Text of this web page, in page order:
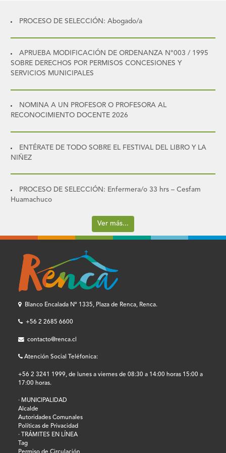
PROCESO DE SELECCIÓN: Abogado/a
APRUEBA MODIFICACIÓN DE ORDENANZA N°003 / 1995
SOBRE DERECHOS POR PERMISOS CONCESIONES Y
SERVICIOS MUNICIPALES
NOMINA A UN PROFESOR O PROFESORA AL
RECONOCIMIENTO DOCENTE 2026
ENTÉRATE DE TODO SOBRE EL FESTIVAL DEL LIBRO Y LA
NIÑEZ
PROCESO DE SELECCIÓN: Enfermera/o 33 hrs – Cesfam
Huamachuco
Ver más...
Blanco Encalada Nº 1335, Plaza de Renca, Renca.
+56 2 2685 6600
contacto@renca.cl
Atención Social Teléfonica:
+56 2 3241 1999, de lunes a viernes de 08:30 a 14:00 horas 15:00 a
17:00 horas.
· MUNICIPALIDAD
Alcalde
Autoridades Comunales
Políticas de Privacidad
· TRÁMITES EN LÍNEA
Tag